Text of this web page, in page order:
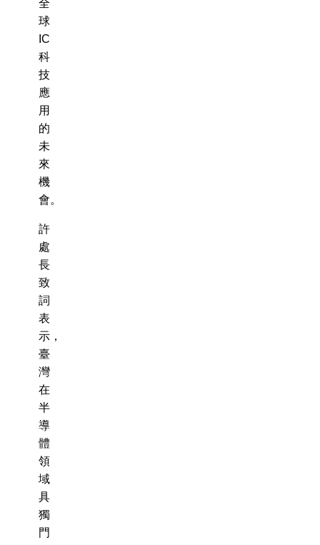
全
球
IC
科
技
應
用
的
未
來
機
會。
許
處
長
致
詞
表
示，
臺
灣
在
半
導
體
領
域
具
獨
門